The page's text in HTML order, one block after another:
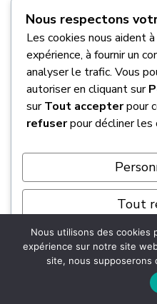
elle est dépourvue de
comme l’embrayage.
rassurant pour ceux
leur véhicule
d’autant que le
ans ou 100 000 km. 🔋
existent sur les
entre 2021 et début
concernant le
jeunesse ont été
logicielles.
modèle récent ou
fiabilité est
Nous respectons
Les cookies nous aident
expérience, à fournir un
analyser le trafic. Vous
autoriser en cliquant sur
surTout accepterpour
refuserpour décliner les
Tout
Tout
Nous utilisons des cookies
expérience sur notre site
site, nous supposerons